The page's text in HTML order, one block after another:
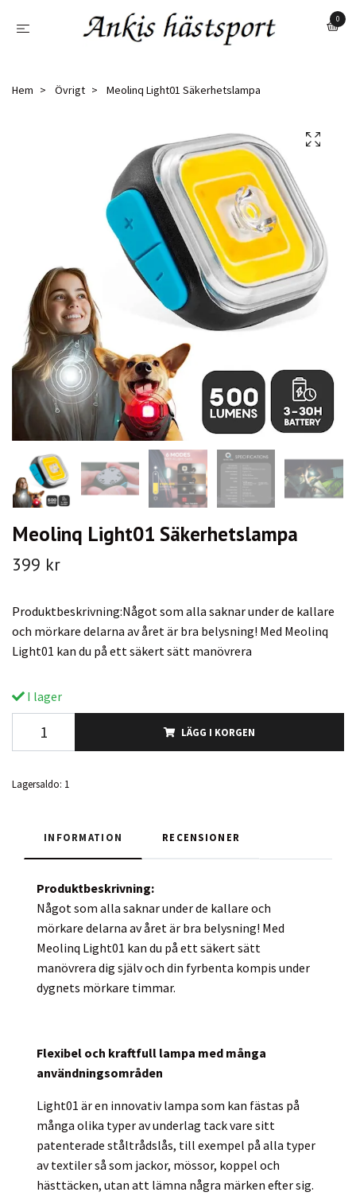
0
Hem Övrigt Meolinq Light01 Säkerhetslampa
Meolinq Light01 Säkerhetslampa
399 kr
Produktbeskrivning:Något som alla saknar under de kallare
och mörkare delarna av året är bra belysning! Med Meolinq
Light01 kan du på ett säkert sätt manövrera
I lager
LÄGG I KORGEN
Lagersaldo: 1
INFORMATION RECENSIONER
Produktbeskrivning:
Något som alla saknar under de kallare och
mörkare delarna av året är bra belysning! Med
Meolinq Light01 kan du på ett säkert sätt
manövrera dig själv och din fyrbenta kompis under
dygnets mörkare timmar.
Flexibel och kraftfull lampa med många
användningsområden
Light01 är en innovativ lampa som kan fästas på
många olika typer av underlag tack vare sitt
patenterade ståltrådslås, till exempel på alla typer
av textiler så som jackor, mössor, koppel och
hästtäcken, utan att lämna några märken efter sig.